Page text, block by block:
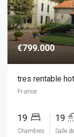
€799.000
France
19
Chambres
19
Salle